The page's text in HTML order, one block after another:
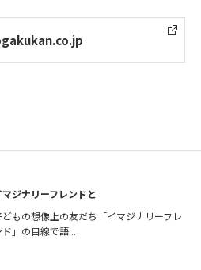
マジナリーフレンドと
どもの想像上の友だち「イマジナリーフレ
ド」の目線で語...